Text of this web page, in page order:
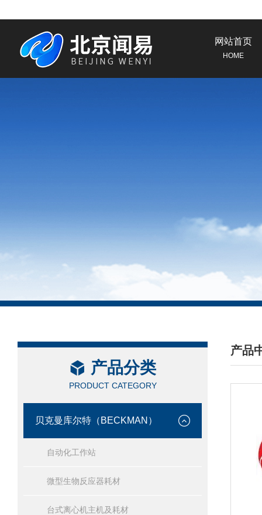
网站首页
HOME
产品分类
PRODUCT CATEGORY
贝克曼库尔特（BECKMAN）
自动化工作站
微型生物反应器耗材
台式离心机主机及耗材
产品
/